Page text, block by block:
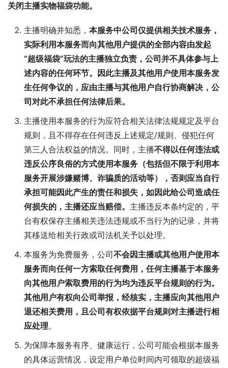
关闭主播实物福袋功能。
主播明确并知悉， 本服务中公司仅提供相关技术服务，
实际利用本服务而向其他用户提供的全部内容由发起
“超级福袋”玩法的主播独立负责，公司并不具体参与上
述内容的任何环节。因此主播及其他用户使用本服务发
生任何争议的，应由主播与其他用户自行协商解决，公
司对此不承担任何法律后果。
主播使用本服务的行为应符合相关法律法规规定及平台
规则，且不得存在任何违反上述规定/规则、侵犯任何
第三人合法权益的情况。同时，主播不得以任何违法或
违反公序良俗的方式使用本服务（包括但不限于利用本
服务开展涉嫌赌博、诈骗质的活动等），否则应当自行
承担可能因此产生的责任和损失，如因此给公司造成任
何损失的，主播还应当赔偿。 主播违反本条约定的，平
台有权保存主播相关违法违规或不当行为的记录，并将
其移送给相关行政或司法机关予以处理。
本服务为免费服务，公司不会因主播或其他用户使用本
服务而向任何一方索取任何费用，任何主播基于本服务
向其他用户索取费用的行为均为违反平台规则的行为。
其他用户有权向公司举报，经核实，主播应向其他用户
退还相关费用，且公司有权依据平台规则对主播进行相
应处理。
为保障本服务有序、健康运行，公司可能会根据本服务
的具体运营情况，设定用户单位时间内可领取的超级福